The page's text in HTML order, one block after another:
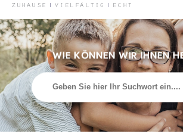
KELMIS - LA
WIE KÖNNEN WIR IHNEN
Suchen